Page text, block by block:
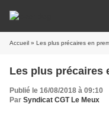
Accueil » Les plus précaires en
Les plus précaires
Publié le 16/08/2018 à 09:10
Par Syndicat CGT Le Meux